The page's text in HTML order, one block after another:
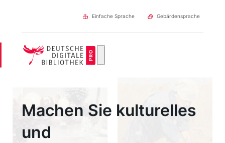
Einfache Sprache Gebärdensprache
Machen Sie kulturelles
und